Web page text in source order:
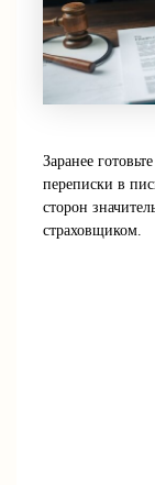
Заранее
переписки в
сторон
страховщиком.